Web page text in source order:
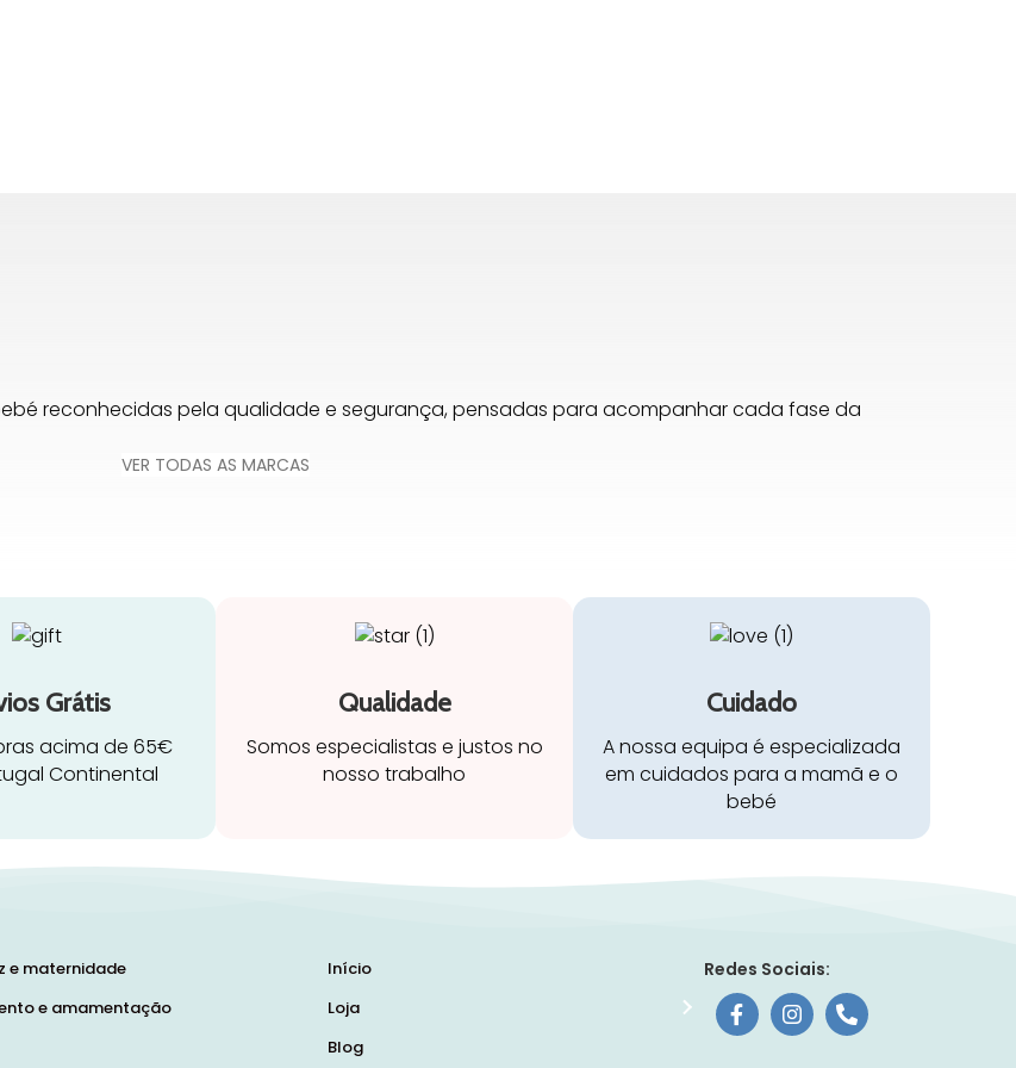
reconhecidas pela qualidade e segurança, pensadas para acompanhar cada fase da
VER TODAS AS MARCAS
Grátis
acima de 65€
Continental
Qualidade
Somos especialistas e justos no
nosso trabalho
Cuidado
A nossa equipa é especializada
em cuidados para a mamã e o
bebé
e maternidade
e amamentação
Início
Loja
Blog
Redes Sociais: